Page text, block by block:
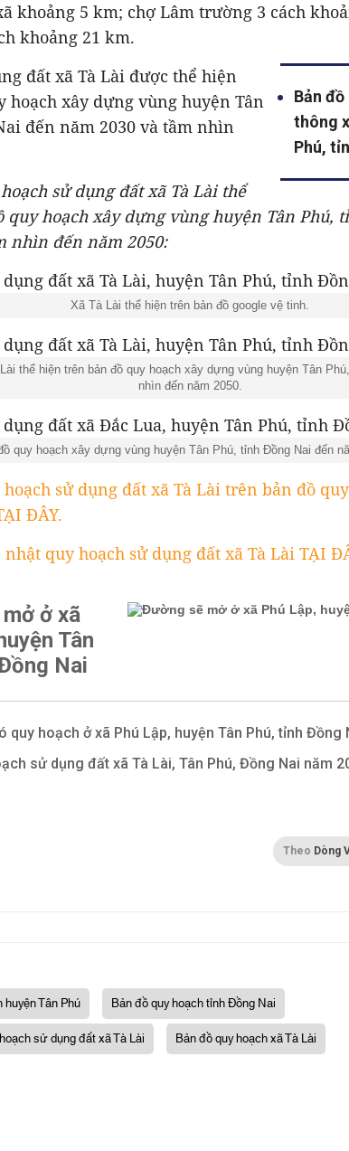
khoảng 5 km; chợ Lâm trường 3 cách
khoảng 21 km.
Bản
thông
Phú,
đất xã Tà Lài được thể hiện
hoạch xây dựng vùng huyện Tân
đến năm 2030 và tầm nhìn
sử dụng đất xã Tà Lài thể
hoạch xây dựng vùng huyện Tân Phú,
nhìn đến năm 2050:
Xã Tà Lài thể hiện trên bản đồ google vệ tinh.
thể hiện trên bản đồ quy hoạch xây dựng vùng huyện Tân
nhìn đến năm 2050.
quy hoạch xây dựng vùng huyện Tân Phú, tỉnh Đồng Nai đến
sử dụng đất xã Tà Lài trên bản đồ
ĐÂY.
nhật quy hoạch sử dụng đất xã Tà Lài TẠI
ở xã
Tân
Nai
quy hoạch ở xã Phú Lập, huyện Tân Phú, tỉnh Đồng
sử dụng đất xã Tà Lài, Tân Phú, Đồng Nai năm
Theo Dòng
Tân Phú
Bản đồ quy hoạch tỉnh Đồng Nai
sử dụng đất xã Tà Lài
Bản đồ quy hoạch xã Tà Lài